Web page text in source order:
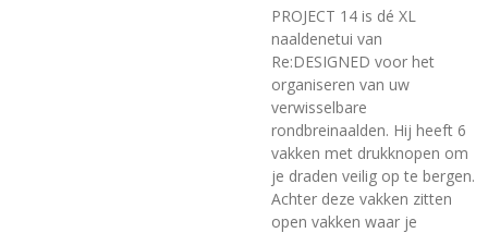
PROJECT 14 is dé XL
naaldenetui van
Re:DESIGNED voor het
organiseren van uw
verwisselbare
rondbreinaalden. Hij heeft 6
vakken met drukknopen om
je draden veilig op te bergen.
Achter deze vakken zitten
open vakken waar je